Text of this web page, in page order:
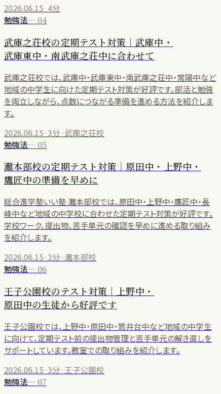
2026.06.15·4分
勉強法— 04
武庫之荘校の定期テスト対策｜武庫中・
武庫東中・南武庫之荘中に合わせて
武庫之荘校では、武庫中・武庫東中・南武庫之荘中・常陽中など
地域の中学生に向けた定期テスト対策が好評です。部活と勉強
を両立しながら、点数につながる準備を進める方法を紹介しま
す。
2026.06.15·3分· 武庫之荘校
勉強法— 05
灘本部校の定期テスト対策｜原田中・上野中・
鷹匠中の準備を早めに
総合進学塾いい塾 灘本部校では、原田中・上野中・鷹匠中・長
峰中など地域の中学校に合わせた定期テスト対策が好評です。
学校ワーク、提出物、苦手単元の確認を早めに進める取り組み
を紹介します。
2026.06.15·3分· 灘本部校
勉強法— 06
王子公園校のテスト対策｜上野中・
原田中の生徒から好評です
王子公園校では、上野中・原田中・筒井台中など地域の中学生
に向けて、定期テスト前の提出物管理と苦手単元の解き直しを
サポートしています。教室での取り組みを紹介します。
2026.06.15·3分· 王子公園校
勉強法— 07